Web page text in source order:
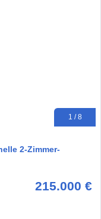
1 / 8
2-Zimmer-
215.000 €